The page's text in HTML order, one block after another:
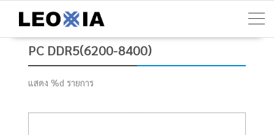
content
PC DDR5(6200-8400)
แสดง %d รายการ